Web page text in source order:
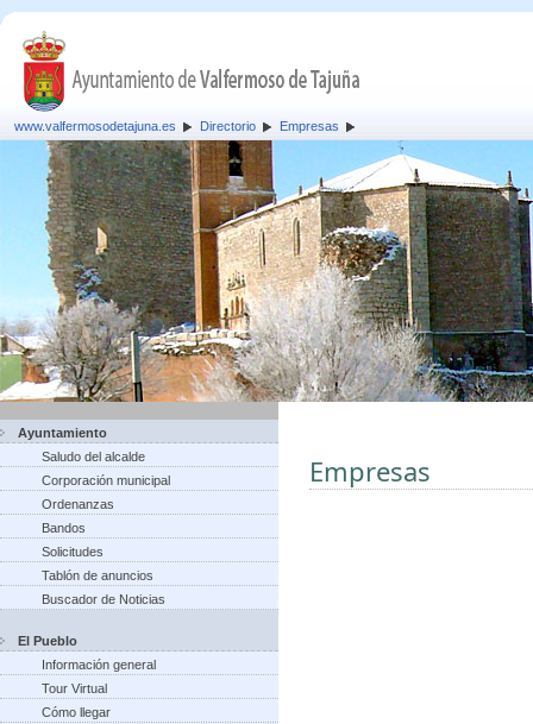
www.valfermosodetajuna.es Directorio Empresas
Ayuntamiento
Saludo del alcalde
Corporación municipal
Ordenanzas
Bandos
Solicitudes
Tablón de anuncios
Buscador de Noticias
El Pueblo
Información general
Tour Virtual
Cómo llegar
Empresas